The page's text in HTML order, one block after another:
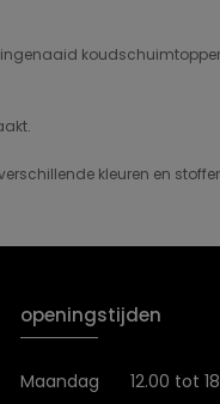
kleuren en
openingstijden
Maandag 12.00 tot